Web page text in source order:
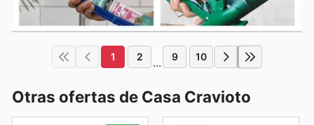
1 2 ... 9 10
Otras ofertas de Casa Cravioto